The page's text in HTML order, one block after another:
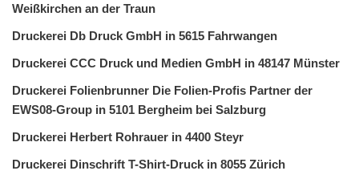
Weißkirchen an der Traun
Druckerei Db Druck GmbH in 5615 Fahrwangen
Druckerei CCC Druck und Medien GmbH in 48147 Münster
Druckerei Folienbrunner Die Folien-Profis Partner der
EWS08-Group in 5101 Bergheim bei Salzburg
Druckerei Herbert Rohrauer in 4400 Steyr
Druckerei Dinschrift T-Shirt-Druck in 8055 Zürich